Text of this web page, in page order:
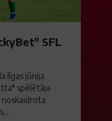
SFL
līgas jūnija
spēlētāja